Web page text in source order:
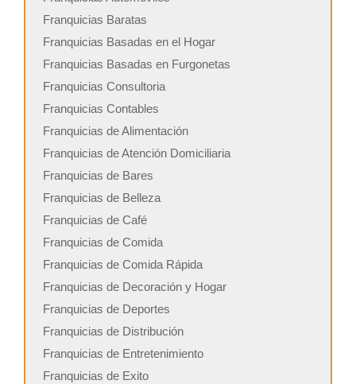
Franquicias Baratas
Franquicias Basadas en el Hogar
Franquicias Basadas en Furgonetas
Franquicias Consultoria
Franquicias Contables
Franquicias de Alimentación
Franquicias de Atención Domiciliaria
Franquicias de Bares
Franquicias de Belleza
Franquicias de Café
Franquicias de Comida
Franquicias de Comida Rápida
Franquicias de Decoración y Hogar
Franquicias de Deportes
Franquicias de Distribución
Franquicias de Entretenimiento
Franquicias de Exito